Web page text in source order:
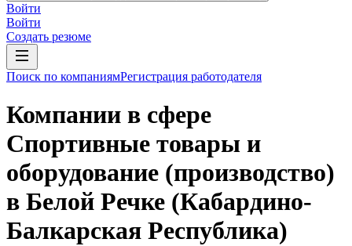
Войти
Войти
Создать резюме
Поиск по компаниямРегистрация работодателя
Компании в сфере
Спортивные товары и
оборудование (производство)
в Белой Речке (Кабардино-
Балкарская Республика)